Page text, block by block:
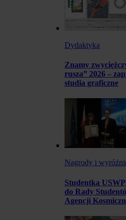
Dydaktyka
Znamy
rusza” 2026 –
studia graficzne
Nagrody i
Studentka
do Rady
Agencji